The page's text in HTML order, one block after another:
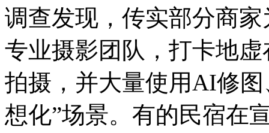
调查发现，传实部分商
专业摄影团队，打卡地
拍摄，并大量使用AI修
想化”场景。有的民宿在